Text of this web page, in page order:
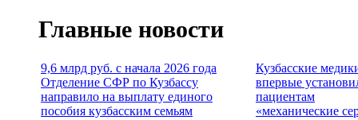
Главные новости
9,6 млрд руб. с начала 2026 года
Отделение СФР по Кузбассу
направило на выплату единого
пособия кузбасским семьям
Кузбасские
впервые
пациентам
«механические